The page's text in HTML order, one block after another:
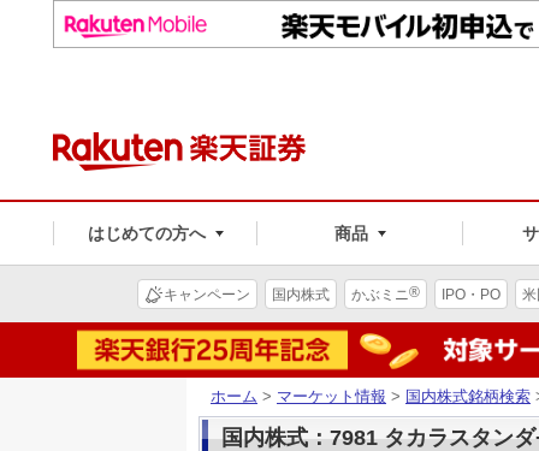
はじめての方へ 商品
キャンペーン 国内株式 かぶミニ® IPO・PO
ホーム > マーケット情報 > 国内株式銘柄検索
国内株式：7981 タカラスタン